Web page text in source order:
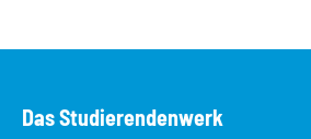
Das Studierendenwerk